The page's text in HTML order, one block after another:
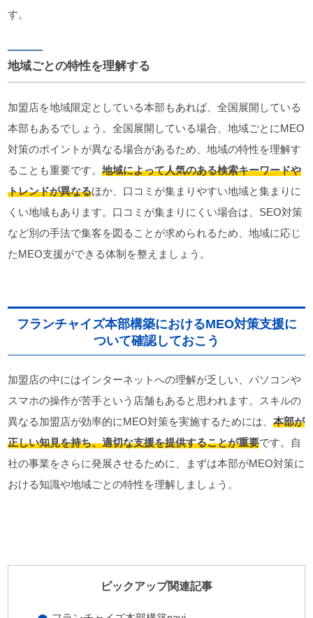
す。
地域ごとの特性を理解する
加盟店を地域限定としている本部もあれば、全国展開している
本部もあるでしょう。全国展開している場合、地域ごとにMEO
対策のポイントが異なる場合があるため、地域の特性を理解す
ることも重要です。地域によって人気のある検索キーワードや
トレンドが異なるほか、口コミが集まりやすい地域と集まりに
くい地域もあります。口コミが集まりにくい場合は、SEO対策
など別の手法で集客を図ることが求められるため、地域に応じ
たMEO支援ができる体制を整えましょう。
フランチャイズ本部構築におけるMEO対策支援に
ついて確認しておこう
加盟店の中にはインターネットへの理解が乏しい、パソコンや
スマホの操作が苦手という店舗もあると思われます。スキルの
異なる加盟店が効率的にMEO対策を実施するためには、本部が
正しい知見を持ち、適切な支援を提供することが重要です。自
社の事業をさらに発展させるために、まずは本部がMEO対策に
おける知識や地域ごとの特性を理解しましょう。
ピックアップ関連記事